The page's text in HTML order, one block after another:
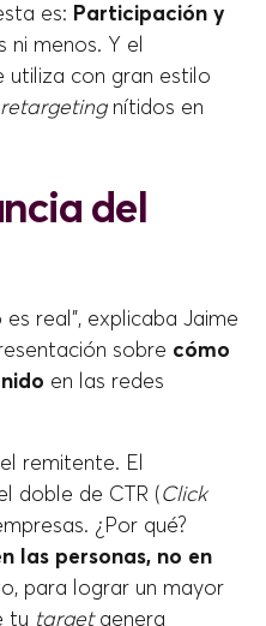
es: Participación y
ni menos. Y el
utiliza con gran estilo
retargetingnítidos en
del
real", explicaba Jaime
sobre cómo
en las redes
remitente. El
doble de CTR (Click
¿Por qué?
las personas, no en
para lograr un mayor
tu targetgenera